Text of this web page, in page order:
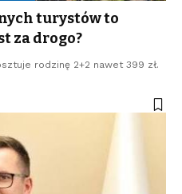
turystów to
za drogo?
rodzinę 2+2 nawet 399 zł.